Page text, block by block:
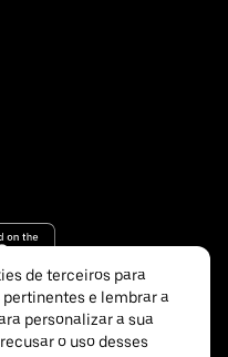
de terceiros para
e lembrar a
personalizar a sua
o uso desses